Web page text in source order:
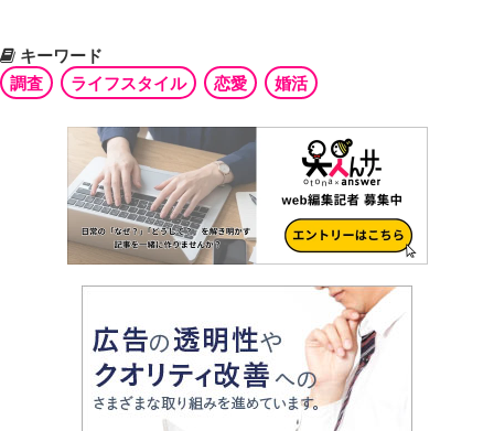
キーワード
調査
ライフスタイル 恋愛 婚活